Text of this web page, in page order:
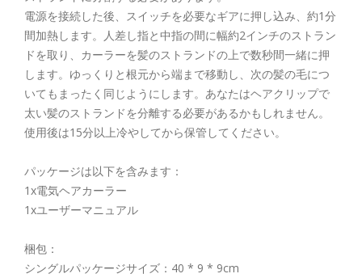
電源を接続した後、スイッチを必要なギアに押し込み、約1分
間加熱します。人差し指と中指の間に幅約2インチのストラン
ドを取り、カーラーを髪のストランドの上で数秒間一緒に押
します。ゆっくりと根元から端まで移動し、次の髪の毛につ
いてもまったく同じようにします。あなたはヘアクリップで
太い髪のストランドを分離する必要があるかもしれません。
使用後は15分以上冷やしてから保管してください。
パッケージは以下を含みます：
1x電気ヘアカーラー
1xユーザーマニュアル
梱包：
シングルパッケージサイズ：40 * 9 * 9cm